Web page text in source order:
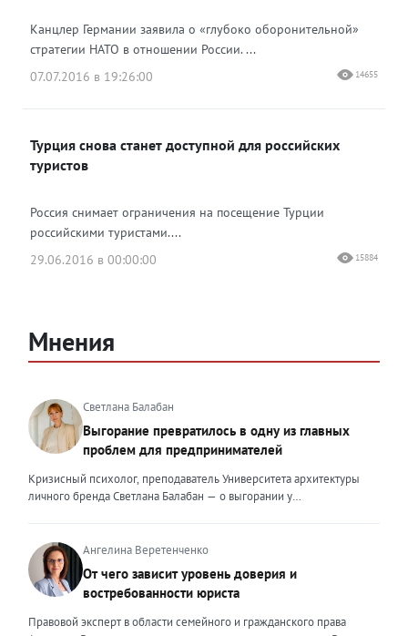
Канцлер Германии заявила о «глубоко оборонительной»
стратегии НАТО в отношении России. ...
07.07.2016 в 19:26:00
14655
Турция снова станет доступной для российских
туристов
Россия снимает ограничения на посещение Турции
российскими туристами....
29.06.2016 в 00:00:00
15884
Мнения
Светлана Балабан
Выгорание превратилось в одну из главных
проблем для предпринимателей
Кризисный психолог, преподаватель Университета архитектуры
личного бренда Светлана Балабан — о выгорании у
проблемой, однако выгорание у предпринимателей заметно
отличается от выгорания у наёмных сотрудников. Наёмный
сотрудник может уйти на больничный или в отпуск, пожаловаться
на что-то начальству или сменить работу. Предприниматель — сам
себе начальник и основа системы. Если он устаёт, бизнес не встанет
Ангелина Веретенченко
От чего зависит уровень доверия и
востребованности юриста
Правовой эксперт в области семейного и гражданского права